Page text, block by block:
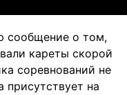
сообщение о том,
кареты скорой
соревнований не
присутствует на